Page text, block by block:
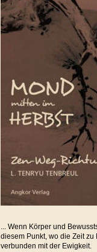
... Wenn Körper und
diesem Punkt, wo die Zeit
verbunden mit der Ewigkeit.